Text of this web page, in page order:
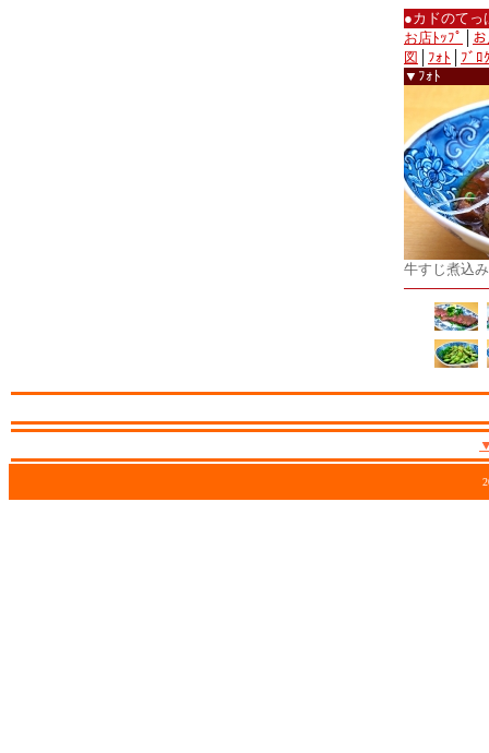
●カドのて
お店ﾄｯﾌﾟ
図
ﾌｫﾄ
ﾌﾞﾛ
▼ﾌｫﾄ
牛すじ煮込み